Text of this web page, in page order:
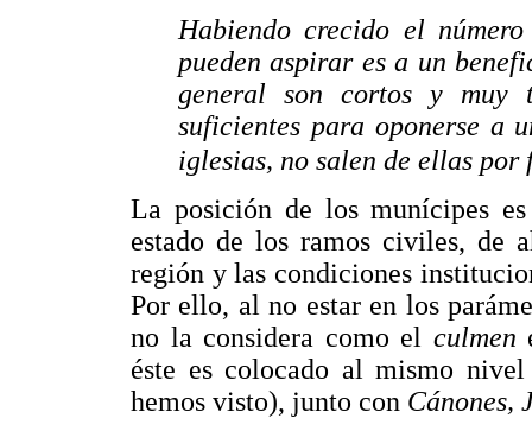
Habiendo crecido el
pueden aspirar es a un
general son cortos y muy
suficientes para oponerse a
iglesias, no salen de ellas
La posición de los munícipes
estado de los ramos civiles, de
región y las condiciones
Por ello, al no estar en los
no la considera como el culmen
éste es colocado al mismo
hemos visto), junto con Cánones,